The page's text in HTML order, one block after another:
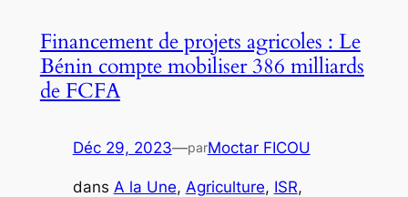
Financement de projets agricoles : Le
Bénin compte mobiliser 386 milliards
de FCFA
Déc 29, 2023—parMoctar FICOU
dans A la Une, Agriculture, ISR